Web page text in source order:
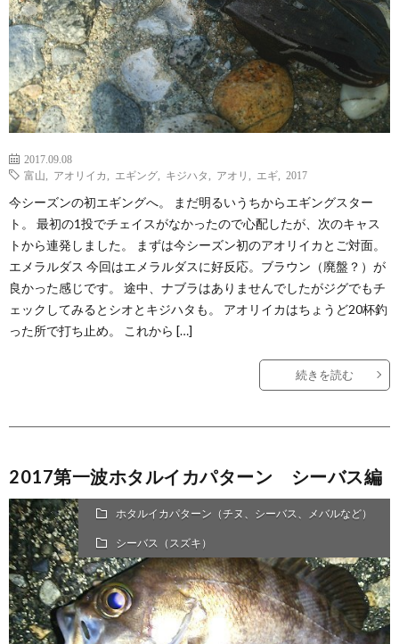
2017.09.08
富山
アオリイカ エギング キジハタ アオリ エギ 2017
今シーズンの初エギングへ。 まだ明るいうちからエギングスター
ト。 最初の1投でチェイスがなかったので心配したが、次のキャス
トから連発しました。 まずは今シーズン初のアオリイカとご対面。
エメラルダス 今回はエメラルダスに好反応。ブラウン（廃盤？）が
良かった感じです。 途中、ナブラはありませんでしたがジグでもチ
ェックしてみるとシオとキジハタも。 アオリイカはちょうど20杯釣
った所で打ち止め。 これから […]
続きを読む
2017第一波ホタルイカパターン シーバス編
ホタルイカパターン（チヌ、シーバス、メバルなど）
シーバス（スズキ）